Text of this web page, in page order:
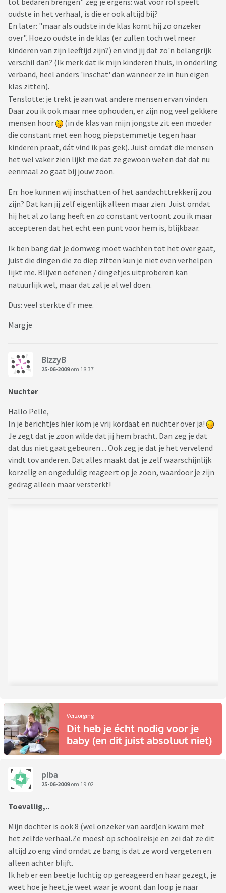
oudste in het verhaal, is die er ook altijd bij?
En later: "maar als oudste in de klas komt hij zo onzeker
over". Hoezo oudste in de klas (er zullen toch wel meer
kinderen van zijn leeftijd zijn?) en vind jij dat zo'n belangrijk
verschil dan? (Ik merk dat ik mijn kinderen thuis, in onderling
verband, heel anders 'inschat' dan wanneer ze in hun eigen
klas zitten).
Tenslotte: je trekt je aan wat andere mensen ervan vinden.
Daar zou ik ook maar mee ophouden, er zijn nog veel gekkere
mensen hoor
(in de klas van mijn jongste zit een moeder
die constant met een hoog piepstemmetje tegen haar
kinderen praat, dát vind ik pas gek). Juist omdat die mensen
het wel vaker zien lijkt me dat ze gewoon weten dat dat nu
eenmaal zo gaat bij jouw zoon.
En: hoe kunnen wij inschatten of het aandachttrekkerij zou
zijn? Dat kan jij zelf eigenlijk alleen maar zien. Juist omdat
hij het al zo lang heeft en zo constant vertoont zou ik maar
accepteren dat het echt een punt voor hem is, blijkbaar.
Ik ben bang dat je domweg moet wachten tot het over gaat,
juist die dingen die zo diep zitten kun je niet even verhelpen
lijkt me. Blijven oefenen / dingetjes uitproberen kan
natuurlijk wel, maar dat zal je al wel doen.
Dus: veel sterkte d'r mee.
Margje
BizzyB
25-06-2009om 18:37
Nuchter
Hallo Pelle,
In je berichtjes hier kom je vrij kordaat en nuchter over ja!
Je zegt dat je zoon wilde dat jij hem bracht. Dan zeg je dat
dat dus niet gaat gebeuren ... Ook zeg je dat je het vervelend
vindt tov anderen. Dat alles maakt dat je zelf waarschijnlijk
korzelig en ongeduldig reageert op je zoon, waardoor je zijn
gedrag alleen maar versterkt!
Verzorging
Dit heb je écht nodig voor je
baby (en dit juist absoluut niet)
piba
25-06-2009om 19:02
Toevallig,..
Mijn dochter is ook 8 (wel onzeker van aard)en kwam met
het zelfde verhaal.Ze moest op schoolreisje en zei dat ze dit
altijd zo eng vind omdat ze bang is dat ze word vergeten en
alleen achter blijft.
Ik heb er een beetje luchtig op gereageerd en haar gezegt, je
weet hoe je heet,je weet waar je woont dan loop je naar